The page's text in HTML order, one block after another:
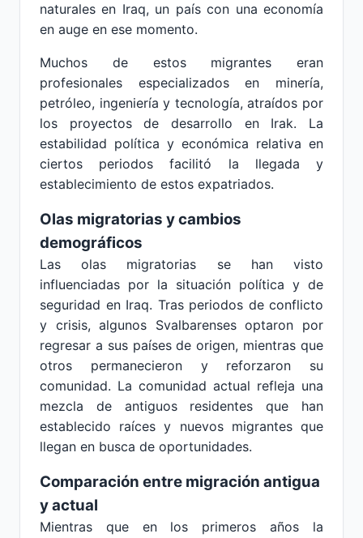
naturales en Iraq, un país con una economía
en auge en ese momento.
Muchos de estos migrantes eran
profesionales especializados en minería,
petróleo, ingeniería y tecnología, atraídos por
los proyectos de desarrollo en Irak. La
estabilidad política y económica relativa en
ciertos periodos facilitó la llegada y
establecimiento de estos expatriados.
Olas migratorias y cambios
demográficos
Las olas migratorias se han visto
influenciadas por la situación política y de
seguridad en Iraq. Tras periodos de conflicto
y crisis, algunos Svalbarenses optaron por
regresar a sus países de origen, mientras que
otros permanecieron y reforzaron su
comunidad. La comunidad actual refleja una
mezcla de antiguos residentes que han
establecido raíces y nuevos migrantes que
llegan en busca de oportunidades.
Comparación entre migración antigua
y actual
Mientras que en los primeros años la